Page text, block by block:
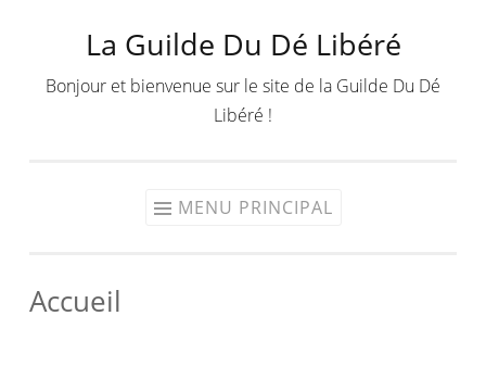
contenu
La Guilde Du Dé Libéré
Bonjour et bienvenue sur le site de la Guilde Du Dé
Libéré !
MENU PRINCIPAL
Accueil